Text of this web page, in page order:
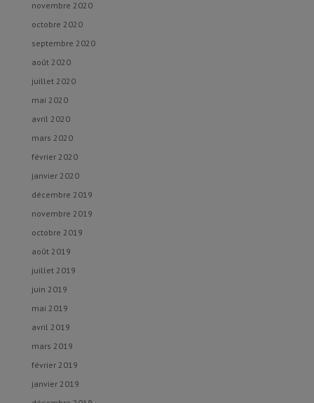
novembre 2020
octobre 2020
septembre 2020
août 2020
juillet 2020
mai 2020
avril 2020
mars 2020
février 2020
janvier 2020
décembre 2019
novembre 2019
octobre 2019
août 2019
juillet 2019
juin 2019
mai 2019
avril 2019
mars 2019
février 2019
janvier 2019